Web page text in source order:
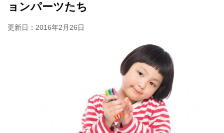
ョンパーツたち
更新日： 2016年2月26日